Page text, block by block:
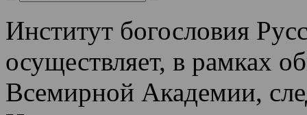
Институт богословия
осуществляет, в рамках
Всемирной Академии,